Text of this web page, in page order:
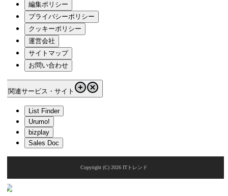
編集ポリシー
プライバシーポリシー
クッキーポリシー
運営会社
サイトマップ
お問い合わせ
関連サービス・サイト
List Finder
Urumo!
bizplay
Sales Doc
Copyright (C)2026ITトレンド